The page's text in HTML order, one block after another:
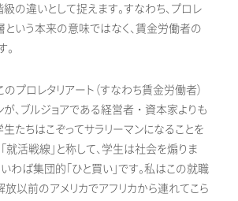
の違いとして捉えます。すなわち、プロレ
という本来の意味ではなく、賃金労働者の
プロレタリアート（すなわち賃金労働者）
、ブルジョアである経営者・資本家よりも
生たちはこぞってサラリーマンになることを
就活戦線」と称して、学生は社会を煽りま
わば集団的「ひと買い」です。私はこの就職
放以前のアメリカでアフリカから連れてこら